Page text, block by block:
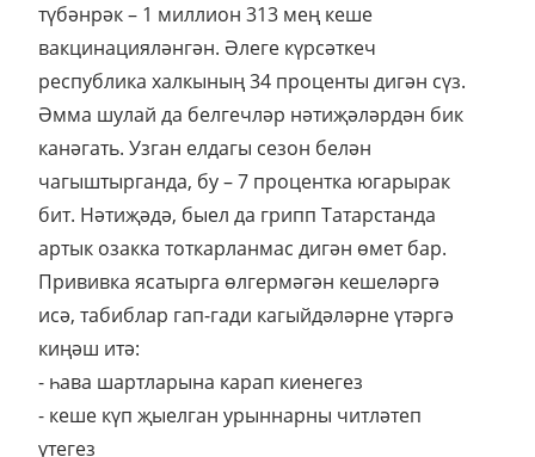
түбәнрәк – 1 миллион 313 мең кеше
вакцинацияләнгән. Әлеге күрсәткеч
республика халкының 34 проценты дигән сүз.
Әмма шулай да белгечләр нәтиҗәләрдән бик
канәгать. Узган елдагы сезон белән
чагыштырганда, бу – 7 процентка югарырак
бит. Нәтиҗәдә, быел да грипп Татарстанда
артык озакка тоткарланмас дигән өмет бар.
Прививка ясатырга өлгермәгән кешеләргә
исә, табиблар гап-гади кагыйдәләрне үтәргә
киңәш итә:
- һава шартларына карап киенегез
- кеше күп җыелган урыннарны читләтеп
үтегез